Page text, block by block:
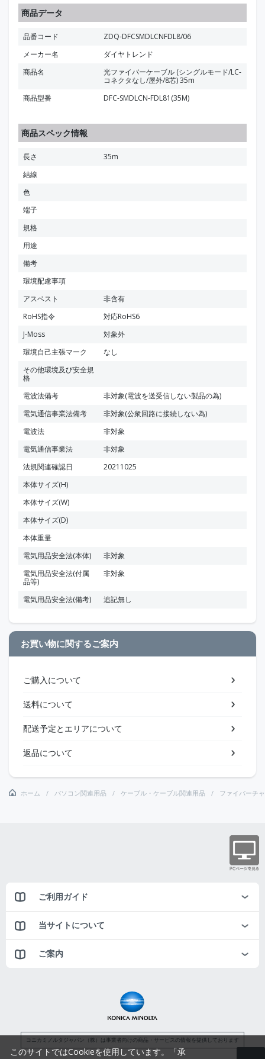
商品データ
品番コード
ZDQ-DFCSMDLCNFDL8/06
メーカー名
ダイヤトレンド
商品名
光ファイバーケーブル (シングルモード/LC-
コネクタなし/屋外/8芯) 35m
商品型番
DFC-SMDLCN-FDL81(35M)
商品スペック情報
長さ
35m
結線
色
端子
規格
用途
備考
環境配慮事項
アスベスト
非含有
RoHS指令
対応RoHS6
J-Moss
対象外
環境自己主張マーク
なし
その他環境及び安全規
格
電波法備考
非対象(電波を送受信しない製品の為)
電気通信事業法備考
非対象(公衆回路に接続しない為)
電波法
非対象
電気通信事業法
非対象
法規関連確認日
20211025
本体サイズ(H)
本体サイズ(W)
本体サイズ(D)
本体重量
電気用品安全法(本体)
非対象
電気用品安全法(付属
品等)
非対象
電気用品安全法(備考) 追記無し
お買い物に関するご案内
ご購入について
送料について
配送予定とエリアについて
返品について
ホーム パソコン関連用品 ケーブル・ケーブル関連用品 ファイバーチ
ご利用ガイド
当サイトについて
ご案内
コニカミノルタジャパン（株）は事業者向けの商品・サービスの情報を提供しております
このサイトではCookieを使用しています。「承